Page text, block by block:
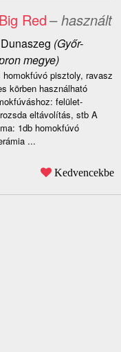
Red– használt
Dunaszeg (Győr-
megye)
homokfúvó pisztoly, ravasz
körben használható
felület-
eltávolítás, stb A
1db homokfúvó
...
Kedvencekbe